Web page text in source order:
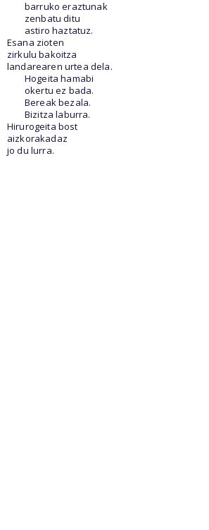
barruko eraztunak
zenbatu ditu
astiro haztatuz.
Esana zioten
zirkulu bakoitza
landarearen urtea dela.
Hogeita hamabi
okertu ez bada.
Bereak bezala.
Bizitza laburra.
Hirurogeita bost
aizkorakadaz
jo du lurra.